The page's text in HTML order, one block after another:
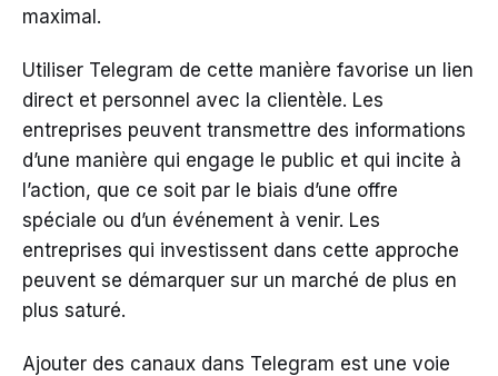
maximal.
Utiliser Telegram de cette manière favorise un lien
direct et personnel avec la clientèle. Les
entreprises peuvent transmettre des informations
d’une manière qui engage le public et qui incite à
l’action, que ce soit par le biais d’une offre
spéciale ou d’un événement à venir. Les
entreprises qui investissent dans cette approche
peuvent se démarquer sur un marché de plus en
plus saturé.
Ajouter des canaux dans Telegram est une voie